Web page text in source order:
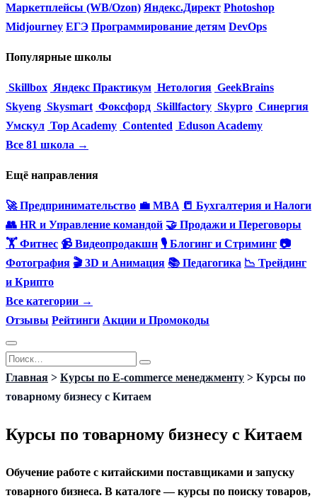
Маркетплейсы (WB/Ozon) Яндекс.Директ Photoshop
Midjourney ЕГЭ Программирование детям DevOps
Популярные школы
Skillbox Яндекс Практикум Нетология GeekBrains
Skyeng Skysmart Фоксфорд Skillfactory Skypro Синергия
Умскул Top Academy Contented Eduson Academy
Все 81 школа →
Ещё направления
🚀 Предпринимательство 💼 MBA 📒 Бухгалтерия и Налоги
👥 HR и Управление командой 🤝 Продажи и Переговоры
🏋️ Фитнес 📹 Видеопродакшн 🎙 Блогинг и Стриминг 📷
Фотография 🎬 3D и Анимация 📚 Педагогика 📉 Трейдинг
и Крипто
Все категории →
Отзывы Рейтинги Акции и Промокоды
Перейти
к
содержанию
Search
for:
Главная > Курсы по E-commerce менеджменту > Курсы по
товарному бизнесу с Китаем
Курсы по товарному бизнесу с Китаем
Обучение работе с китайскими поставщиками и запуску
товарного бизнеса. В каталоге — курсы по поиску товаров,